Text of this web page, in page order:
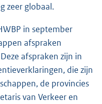
zeer globaal.
in september
afspraken
afspraken zijn in
die zijn
de provincies
van Verkeer en